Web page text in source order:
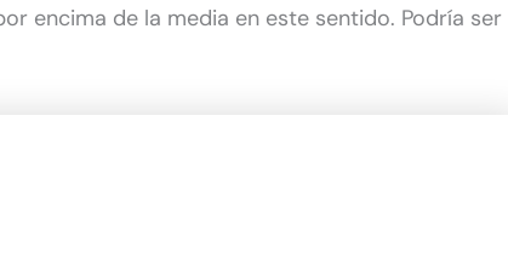
encima de la media en este sentido. Podría ser